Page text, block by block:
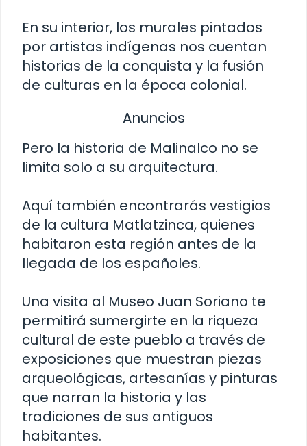
En su interior, los murales pintados
por artistas indígenas nos cuentan
historias de la conquista y la fusión
de culturas en la época colonial.
Anuncios
Pero la historia de Malinalco no se
limita solo a su arquitectura.
Aquí también encontrarás vestigios
de la cultura Matlatzinca, quienes
habitaron esta región antes de la
llegada de los españoles.
Una visita al Museo Juan Soriano te
permitirá sumergirte en la riqueza
cultural de este pueblo a través de
exposiciones que muestran piezas
arqueológicas, artesanías y pinturas
que narran la historia y las
tradiciones de sus antiguos
habitantes.